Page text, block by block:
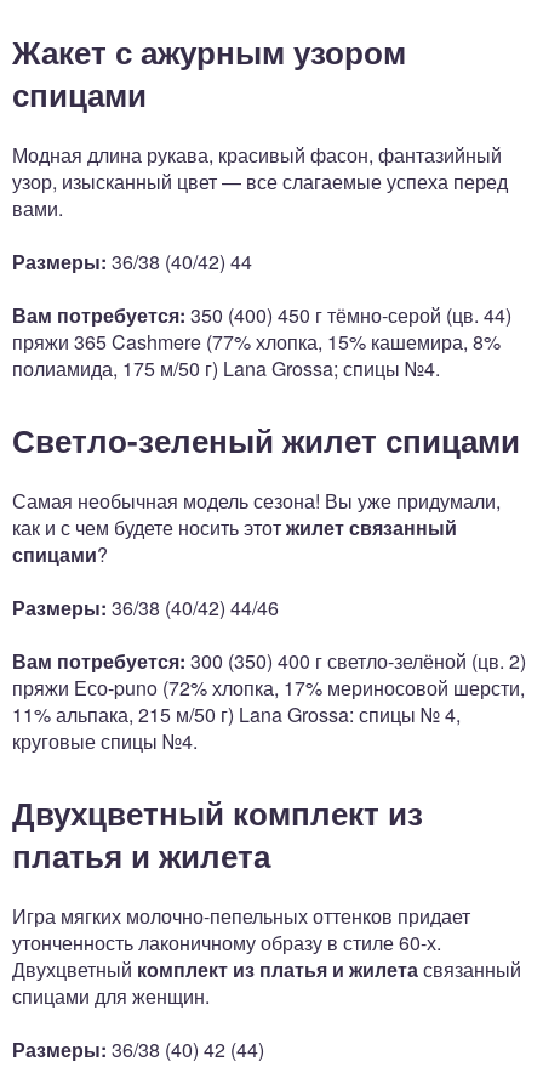
Жакет с ажурным узором
спицами
Модная длина рукава, красивый фасон, фантазийный
узор, изысканный цвет — все слагаемые успеха перед
вами.
Размеры: 36/38 (40/42) 44
Вам потребуется: 350 (400) 450 г тёмно-серой (цв. 44)
пряжи 365 Cashmere (77% хлопка, 15% кашемира, 8%
полиамида, 175 м/50 г) Lana Grossa; спицы №4.
Светло-зеленый жилет спицами
Самая необычная модель сезона! Вы уже придумали,
как и с чем будете носить этотжилет связанный
спицами?
Размеры: 36/38 (40/42) 44/46
Вам потребуется: 300 (350) 400 г светло-зелёной (цв. 2)
пряжи Есо-puno (72% хлопка, 17% мериносовой шерсти,
11% альпака, 215 м/50 г) Lana Grossa: спицы № 4,
круговые спицы №4.
Двухцветный комплект из
платья и жилета
Игра мягких молочно-пепельных оттенков придает
утонченность лаконичному образу в стиле 60-х.
Двухцветный комплект из платья и жилетасвязанный
спицами для женщин.
Размеры: 36/38 (40) 42 (44)